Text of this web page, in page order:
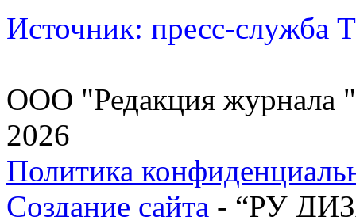
Источник: пресс-
ООО "Редакция журнала
2026
Политика
Создание сайта - “РУ